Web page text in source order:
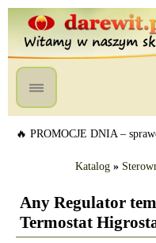
🔥 PROMOCJE DNIA –
Katalog »
Any Regulator
Termostat